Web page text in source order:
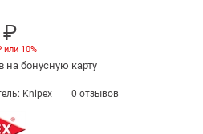
₽
или 10%
на бонусную карту
Knipex 0отзывов